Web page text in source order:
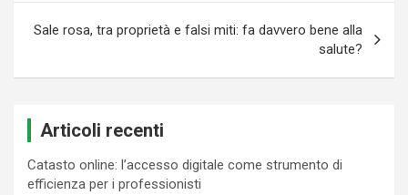
Sale rosa, tra proprietà e falsi miti: fa davvero bene alla
salute?
Articoli recenti
Catasto online: l’accesso digitale come strumento di
efficienza per i professionisti